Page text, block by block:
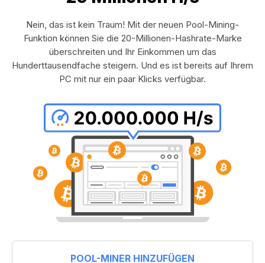
Nein, das ist kein Traum! Mit der neuen Pool-Mining-
Funktion können Sie die 20-Millionen-Hashrate-Marke
überschreiten und Ihr Einkommen um das
Hunderttausendfache steigern. Und es ist bereits auf Ihrem
PC mit nur ein paar Klicks verfügbar.
POOL-MINER HINZUFÜGEN